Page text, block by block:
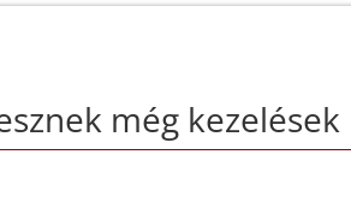
még kezelések